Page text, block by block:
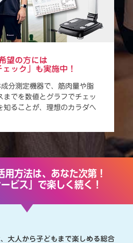
望の方には
ェック」も実施中！
成分測定機器で、筋肉量や脂
までを数値とグラフでチェッ
知ることが、理想のカラダへ
用方法は、あなた次第！
ビス」で楽しく続く！
大人から子どもまで楽しめる総合